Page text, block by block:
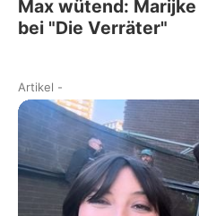
Max wütend:
bei "Die Verräter"
Artikel -